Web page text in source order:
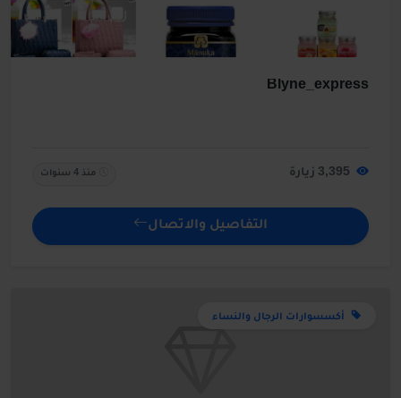
Blyne_express
منذ 4 سنوات
التفاصيل والاتصال
أكسسوارات الرجال والنساء